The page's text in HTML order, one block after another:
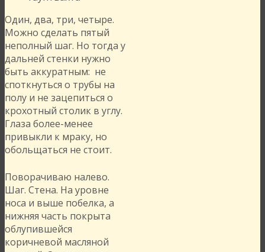
Один, два, три, четыре.
Можно сделать пятый
неполный шаг. Но тогда у
дальней стенки нужно
быть аккуратным: не
споткнуться о трубы на
полу и не зацепиться о
крохотный столик в углу.
Глаза более-менее
привыкли к мраку, но
обольщаться не стоит.
Поворачиваю налево.
Шаг. Стена. На уровне
носа и выше побелка, а
нижняя часть покрыта
облупившейся
коричневой масляной